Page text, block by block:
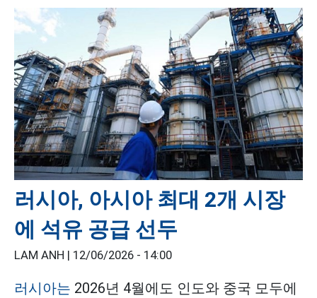
러시아, 아시아 최대 2개 시장
에 석유 공급 선두
LAM ANH | 12/06/2026 - 14:00
러시아는 2026년 4월에도 인도와 중국 모두에